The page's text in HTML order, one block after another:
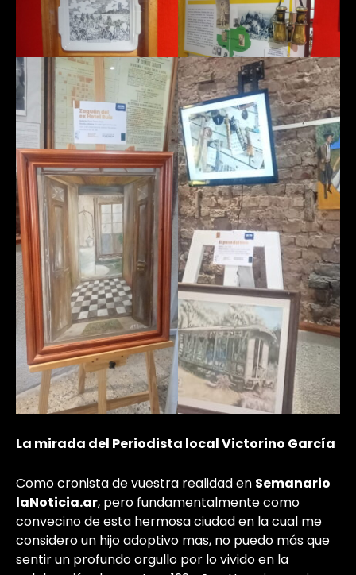
La mirada del Periodista local Victorino García
Como cronista de vuestra realidad en Semanario
laNoticia.ar, pero fundamentalmente como
convecino de esta hermosa ciudad en la cual me
considero un hijo adoptivo mas, no puedo más que
sentir un profundo orgullo por lo vivido en la